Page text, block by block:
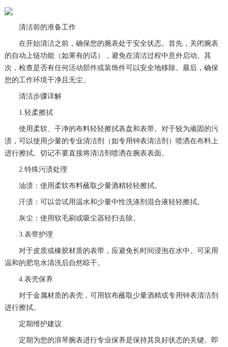
清洁前的准备工作
在开始清洁之前，确保您的腕表处于安全状态。首先，关闭腕表
的自动上链功能（如果有的话），避免在清洁过程中意外启动。其
次，检查是否有任何活动部件或装饰件可以安全地移除。最后，确保
您的工作环境干净且无尘。
清洁步骤详解
1.轻柔擦拭
使用柔软、干净的布料轻轻擦拭表盘和表带。对于较为顽固的污
渍，可以使用少量的专业清洁剂（如专用钟表清洁剂）喷洒在布料上
进行擦拭。切记不要直接将清洁剂喷洒在腕表表面。
2.特殊污渍处理
油渍：使用柔软布料蘸取少量酒精轻轻擦拭。
汗渍：可以尝试用温水和少量中性洗涤剂混合液轻轻擦拭。
灰尘：使用软毛刷或吸尘器轻扫去除。
3.表带护理
对于皮质或橡胶材质的表带，应避免长时间浸泡在水中。可采用
温和的肥皂水清洗后自然晾干。
4.表壳保养
对于金属材质的表壳，可用软布蘸取少量酒精或专用钟表清洁剂
进行擦拭。
定期维护建议
定期为您的浪琴腕表进行专业保养是保持其良好状态的关键。即